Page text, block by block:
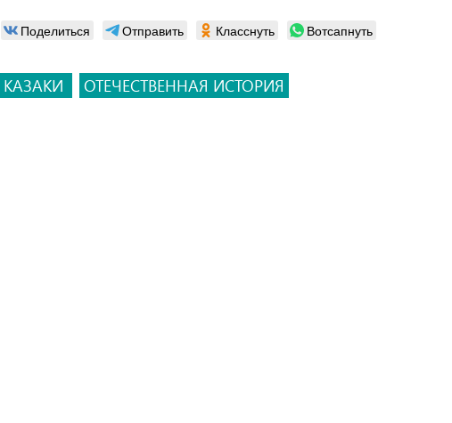
Поделиться Отправить Класснуть Вотсапнуть
КАЗАКИ ОТЕЧЕСТВЕННАЯ ИСТОРИЯ